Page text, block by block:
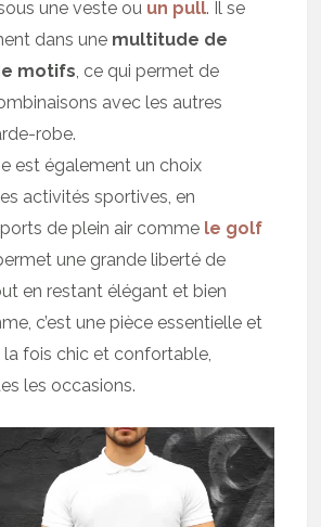
une veste ou un pull. Il se
dans une multitude de
motifs , ce qui permet de
avec les autres
robe.
est également un choix
activités sportives, en
de plein air comme le golf
une grande liberté de
en restant élégant et bien
c’est une pièce essentielle et
fois chic et confortable,
les occasions.